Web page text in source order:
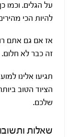
על הגלים. וכמו
להיות הכי
אז אם גם אתם
זה כבר לא חלום.
תגיעו אלינו
הציוד הטוב
שלכם.
שאלות